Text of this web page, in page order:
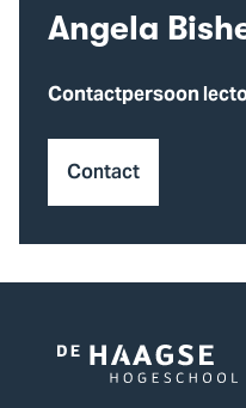
Angela
Contactpersoon
Contact
Logo